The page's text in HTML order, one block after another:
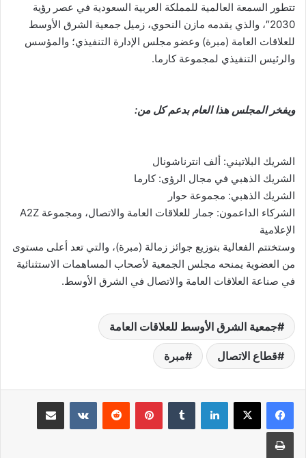
تتطور السمعة العالمية للمملكة العربية السعودية في عصر رؤية
2030″، والذي يقدمه مازن النحوي، زميل جمعية الشرق الأوسط
للعلاقات العامة (مبرة) وعضو مجلس الإدارة التنفيذي؛ والمؤسس
والرئيس التنفيذي لمجموعة كارما.
ويفخر المجلس هذا العام بدعم كل من:
الشريك البلاتيني: ألف انترناشونال
الشريك الذهبي في مجال الرؤى: كارما
الشريك الذهبي: مجموعة حوار
الشركاء الداعمون: جمار للعلاقات العامة والاتصال، ومجموعة A2Z
الإعلامية
وستختتم الفعالية بتوزيع جوائز زمالة (مبرة)، والتي تعد أعلى مستوى
من العضوية يمنحه مجلس الجمعية لأصحاب المساهمات الاستثنائية
في صناعة العلاقات العامة والاتصال في الشرق الأوسط.
جمعية الشرق الأوسط للعلاقات العامة
قطاع الاتصال مبرة
لينكدإن بينتيريست مشاركة عبر البريد
طباعة